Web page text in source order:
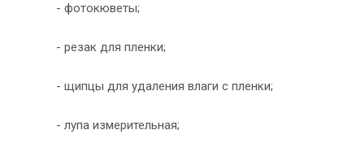
- фотокюветы;
- резак для пленки;
- щипцы для удаления влаги с пленки;
- лупа измерительная;